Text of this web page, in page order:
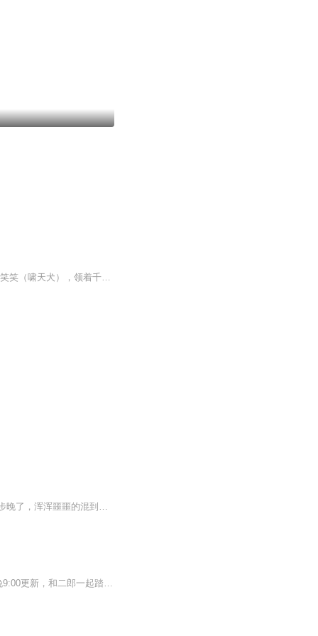
别去恋着那些长腿欧巴了，往这里看!真正的男神，帅气冲天的杨二郎来啦！他带着心爱宠物笑笑（啸天犬），领着千年不老的金毛童子，激情四射！！！魅力无限！！！一起约起来吧～～
月宫投影，元气复苏；不腐仙尸，六碑仙诀。王升活了两世，上辈子在天地大变的机遇中起步晚了，浑浑噩噩的混到了三十多，孑然一身不说，还倒霉成了两股仙道势力交战的炮灰，死的毫无价值。但他睁眼醒来时，却发现自己回到了天地大变的前夜。没有狂喜，没有...
本专辑收录众多短篇惊悚鬼故事，乃鬼故事中之极品，听后令人毛骨悚然，“绕梁三日”！每晚9:00更新，和二郎一起踏上恐怖之旅！